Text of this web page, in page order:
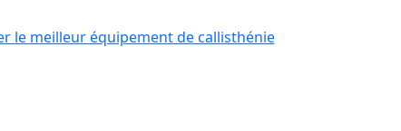
le meilleur équipement de callisthénie